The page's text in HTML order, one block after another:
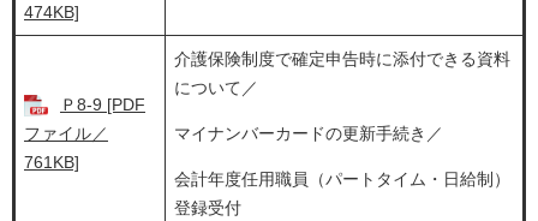
474KB]
Ｐ8-9 [PDF
ファイル／
761KB]
介護保険制度で確定申告時に添付できる資料
について／
マイナンバーカードの更新手続き／
会計年度任用職員（パートタイム・日給制）
登録受付